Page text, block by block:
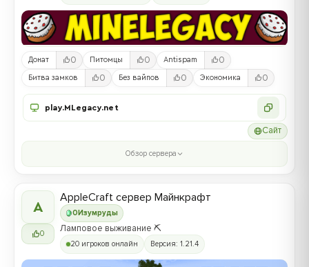
Донат 0 Питомцы 0 Antispam 0
Битва замков 0 Без вайпов 0 Экономика 0
play.MLegacy.net
Сайт
Обзор сервера
A
0
0 Изумруды
AppleCraft сервер Майнкрафт
Ламповое выживание ⛏️
20 игроков онлайн Версия: 1.21.4